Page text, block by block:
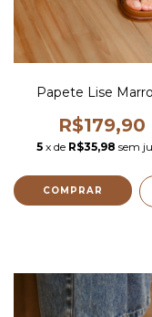
Papete Lise
R$179,90
5 x de R$35,98 sem
COMPRAR